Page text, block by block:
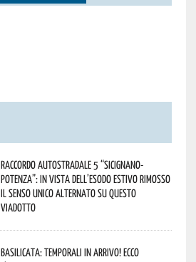
Raccordo Autostradale 5 “Sicignano-
Potenza”: in vista dell’esodo estivo rimosso
il senso unico alternato su questo
viadotto
Basilicata: temporali in arrivo! Ecco